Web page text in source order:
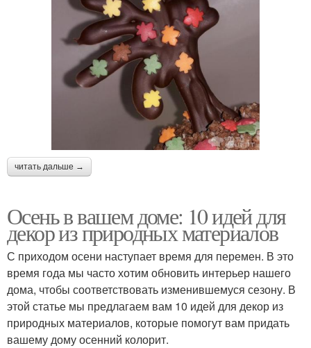
читать дальше →
Осень в вашем доме: 10 идей для
декор из природных материалов
С приходом осени наступает время для перемен. В это
время года мы часто хотим обновить интерьер нашего
дома, чтобы соответствовать изменившемуся сезону. В
этой статье мы предлагаем вам 10 идей для декор из
природных материалов, которые помогут вам придать
вашему дому осенний колорит.